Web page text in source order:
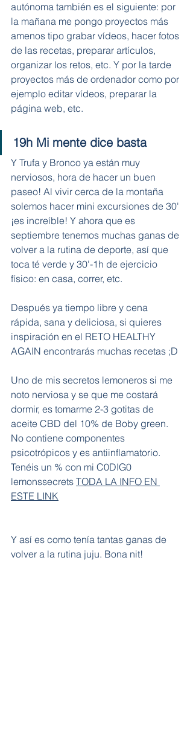
autónoma también es el siguiente: por
la mañana me pongo proyectos más
amenos tipo grabar vídeos, hacer fotos
de las recetas, preparar artículos,
organizar los retos, etc. Y por la tarde
proyectos más de ordenador como por
ejemplo editar vídeos, preparar la
página web, etc.
19h Mi mente dice basta
Y Trufa y Bronco ya están muy
nerviosos, hora de hacer un buen
paseo! Al vivir cerca de la montaña
solemos hacer mini excursiones de 30'
¡es increíble! Y ahora que es
septiembre tenemos muchas ganas de
volver a la rutina de deporte, así que
toca té verde y 30'-1h de ejercicio
físico: en casa, correr, etc.
Después ya tiempo libre y cena
rápida, sana y deliciosa, si quieres
inspiración en el RETO HEALTHY
AGAIN encontrarás muchas recetas ;D
Uno de mis secretos lemoneros si me
noto nerviosa y se que me costará
dormir, es tomarme 2-3 gotitas de
aceite CBD del 10% de Boby green.
No contiene componentes
psicotrópicos y es antiinflamatorio.
Tenéis un % con mi C0DIG0
lemonssecrets TODA LA INFO EN
ESTE LINK
Y así es como tenía tantas ganas de
volver a la rutina juju. Bona nit!